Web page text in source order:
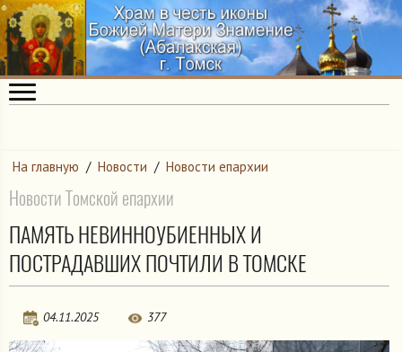
На главную / Новости / Новости епархии
Новости Томской епархии
ПАМЯТЬ НЕВИННОУБИЕННЫХ И
ПОСТРАДАВШИХ ПОЧТИЛИ В ТОМСКЕ
04.11.2025 377